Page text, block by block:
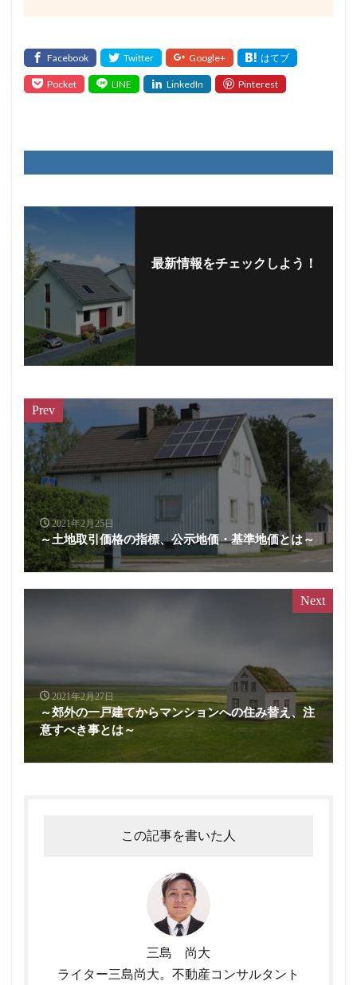
最新情報をチェックしよう！
Prev
2021年2月25日
～土地取引価格の指標、公示地価・基準地価とは～
Next
2021年2月27日
～郊外の一戸建てからマンションへの住み替え、注
意すべき事とは～
この記事を書いた人
三島 尚大
ライター三島尚大。不動産コンサルタント